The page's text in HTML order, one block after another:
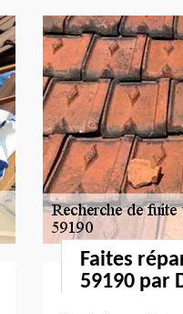
Faites
59190 par